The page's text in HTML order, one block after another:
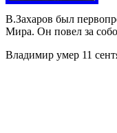
В.Захаров был
Мира. Он повел за
Владимир умер 11